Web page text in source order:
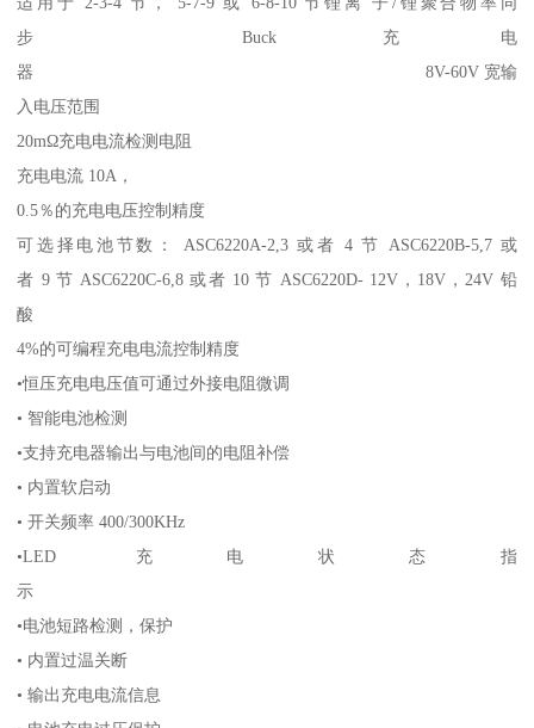
步 Buck 充电
器 8V-60V 宽输
入电压范围
20mΩ充电电流检测电阻
充电电流 10A，
0.5％的充电电压控制精度
可选择电池节数： ASC6220A-2,3 或者 4 节 ASC6220B-5,7 或
者 9 节 ASC6220C-6,8 或者 10 节 ASC6220D- 12V，18V，24V 铅
酸
4%的可编程充电电流控制精度
•恒压充电电压值可通过外接电阻微调
• 智能电池检测
•支持充电器输出与电池间的电阻补偿
• 内置软启动
• 开关频率 400/300KHz
•LED 充电状态指
示
•电池短路检测，保护
• 内置过温关断
• 输出充电电流信息